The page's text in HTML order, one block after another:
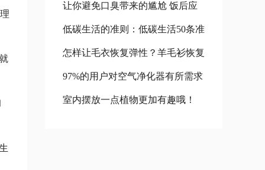
中国名牌电子秤中国十大名牌电子
秤 人体电子秤十大名牌是哪个牌
子最好
让你避免口臭带来的尴尬 饭后应
怎样去除口腔蒜味葱味 饭后口臭
减轻
低碳生活的准则：低碳生活50条准
则 低碳生活10条
怎样让毛衣恢复弹性？羊毛衫恢复
弹性的方法 羊绒衫如何恢复弹性
97%的用户对空气净化器有所需求
受欢迎空气净化设备
室内摆放一点植物更加有趣哦！